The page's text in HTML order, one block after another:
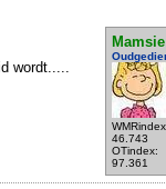
Mamsie
46.743
OTindex:
97.361
wordt.....